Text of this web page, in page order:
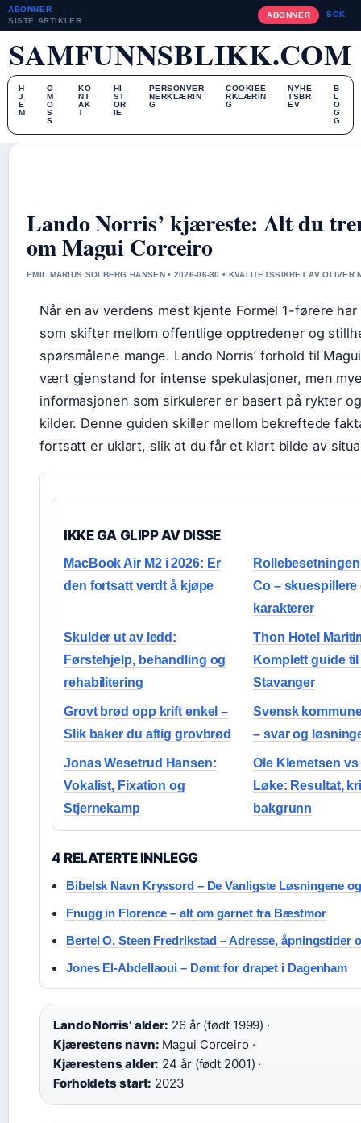
ABONNER
SISTE ARTIKLER
ABONNER SOK
SAMFUNNSBLIKK.COM
H
J
E
M
O
M
O
S
S
KO
NT
AK
T
HI
ST
OR
IE
PERSONVER
NERKLÆRIN
G
COOKIEE
RKLÆRIN
G
NYHE
TSBR
EV
B
L
O
G
G
Lando Norris’ kjæreste: Alt du
om Magui Corceiro
EMIL MARIUS SOLBERG HANSEN • 2026-06-30 • KVALITETSSIKRET AV OLIVER
Når en av verdens mest kjente Formel 1-førere
som skifter mellom offentlige opptredener og
spørsmålene mange. Lando Norris’ forhold til
vært gjenstand for intense spekulasjoner, men
informasjonen som sirkulerer er basert på rykter
kilder. Denne guiden skiller mellom bekreftede
fortsatt er uklart, slik at du får et klart bilde av
IKKE GA GLIPP AV DISSE
MacBook Air M2 i 2026: Er
den fortsatt verdt å kjøpe
Co – skuespillere
karakterer
Skulder ut av ledd:
Førstehjelp, behandling og
rehabilitering
Thon Hotel
Komplett guide
Stavanger
Grovt brød opp krift enkel –
Slik baker du aftig grovbrød
Svensk
– svar og
Jonas Wesetrud Hansen:
Vokalist, Fixation og
Stjernekamp
Ole Klemetsen
Løke: Resultat,
bakgrunn
4 RELATERTE INNLEGG
Bibelsk Navn Kryssord – De Vanligste Løsningene
Fnugg in Florence – alt om garnet fra Bæstmor
Bertel O. Steen Fredrikstad – Adresse, åpningstider
Jones El-Abdellaoui – Dømt for drapet i Dagenham
Lando Norris’ alder: 26 år (født 1999) ·
Kjærestens navn: Magui Corceiro ·
Kjærestens alder: 24 år (født 2001) ·
Forholdets start: 2023